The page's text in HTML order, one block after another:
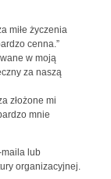
miłe życzenia
cenna.”
w moją
za naszą
złożone mi
mnie
maila lub
organizacyjnej.